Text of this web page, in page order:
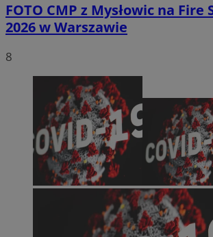
FOTO CMP z Mysłowic na Fire
2026 w Warszawie
8